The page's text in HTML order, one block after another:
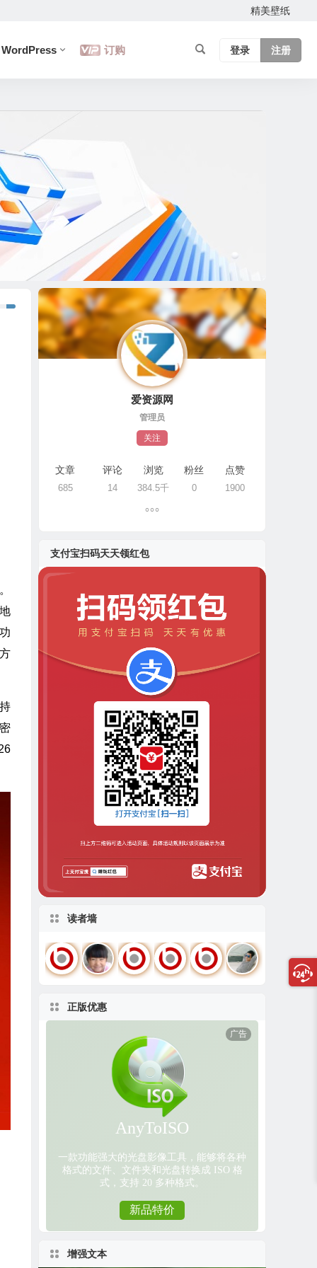
精美壁纸
WordPress 订购 登录 注册
爱资源网
管理员
关注
文章
685
评论
14
浏览
384.5千
粉丝
0
点赞
1900
支付宝扫码天天领红包
读者墙
正版优惠
增强文本